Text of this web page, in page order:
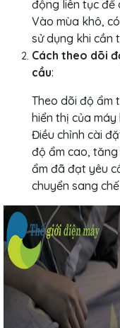
động liên tục để
Vào mùa khô,
sử dụng khi cần
Cách theo dõi
cầu:
Theo dõi độ ẩm
hiển thị của
Điều chỉnh cài
độ ẩm cao,
ẩm đã đạt yêu
chuyển sang